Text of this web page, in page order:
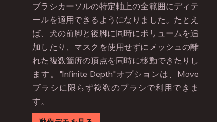
ブラシカーソルの特定軸上の全範囲にディテ
ールを適用できるようになりました。たとえ
ば、犬の前脚と後脚に同時にボリュームを追
加したり、マスクを使用せずにメッシュの離
れた複数箇所の頂点を同時に移動できたりし
ます。"Infinite Depth"オプションは、Move
ブラシに限らず複数のブラシで利用できま
す。